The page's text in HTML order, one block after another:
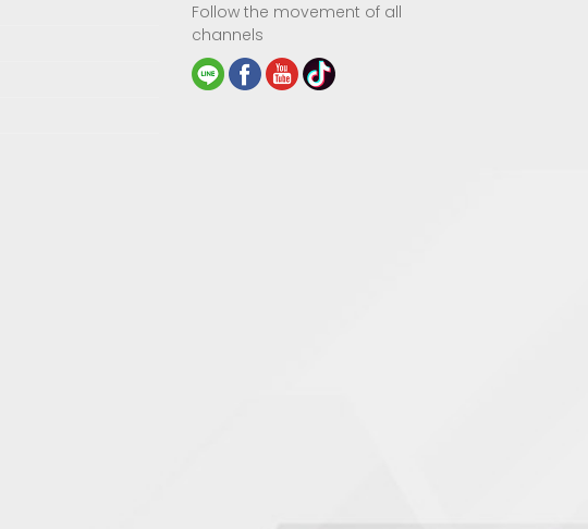
Follow the movement of all
channels